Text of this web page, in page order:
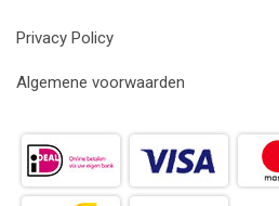
Privacy Policy
Algemene voorwaarden